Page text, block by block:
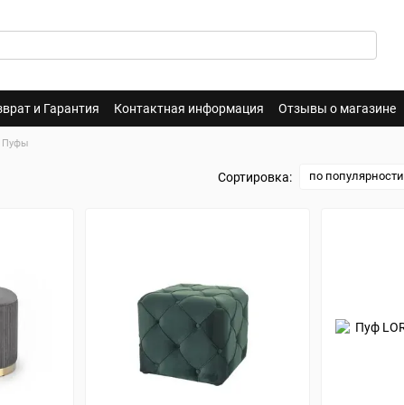
и Гарантия Контактная информация Отзывы о магазине
Пуфы
Сортировка: по популярности